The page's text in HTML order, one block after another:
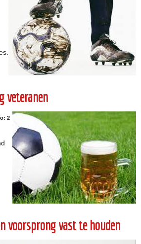
veteranen
2
voorsprong vast te houden